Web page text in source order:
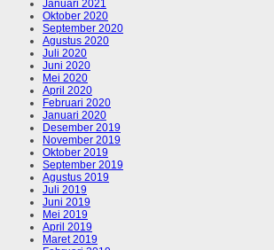
Januari 2021
Oktober 2020
September 2020
Agustus 2020
Juli 2020
Juni 2020
Mei 2020
April 2020
Februari 2020
Januari 2020
Desember 2019
November 2019
Oktober 2019
September 2019
Agustus 2019
Juli 2019
Juni 2019
Mei 2019
April 2019
Maret 2019